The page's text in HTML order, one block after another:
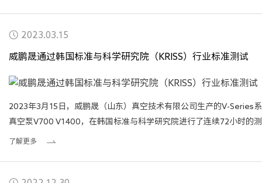
2023.03.15
威鹏晟通过韩国标准与科学研究院（KRISS）行业标准测试
2023年3月15日，威鹏晟（山东）真空技术有限公司生产的V-Series
真空泵V700 V1400，在韩国标准与科学研究院进行了连续72小时的测
试，测试内容主要包括真空度、抽气速度、噪音、消耗功率、电流等
了解更多